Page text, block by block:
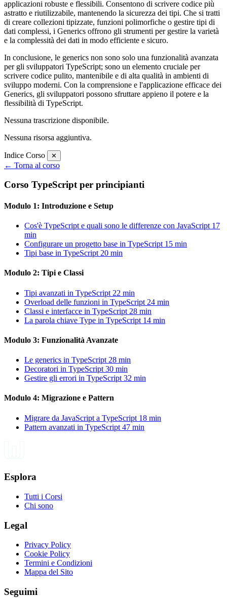
applicazioni robuste e flessibili. Consentono di scrivere codice più
astratto e riutilizzabile, mantenendo la sicurezza dei tipi. Che si tratti
di creare collezioni tipizzate, funzioni polimorfiche o gestire tipi di
dati complessi, i Generics offrono gli strumenti per gestire la varietà
e la complessità dei dati in modo efficiente e sicuro.
In conclusione, le generics non sono solo una funzionalità avanzata
per gli sviluppatori TypeScript; sono un elemento cruciale per
scrivere codice pulito, mantenibile e di alta qualità in ambienti di
sviluppo moderni. Con la comprensione e l'applicazione efficace dei
Generics, gli sviluppatori possono sfruttare appieno il potere e la
flessibilità di TypeScript.
Nessuna trascrizione disponibile.
Nessuna risorsa aggiuntiva.
Indice Corso ✕
← Torna al corso
Corso TypeScript per principianti
Modulo 1: Introduzione e Setup
Cos'è TypeScript e quali sono le differenze con JavaScript 17
min
Configurare un progetto base in TypeScript 15 min
Tipi base in TypeScript 20 min
Modulo 2: Tipi e Classi
Tipi avanzati in TypeScript 22 min
Overload delle funzioni in TypeScript 24 min
Classi e interfacce in TypeScript 28 min
La parola chiave Type in TypeScript 14 min
Modulo 3: Funzionalità Avanzate
Le generics in TypeScript 28 min
Decoratori in TypeScript 30 min
Gestire gli errori in TypeScript 32 min
Modulo 4: Migrazione e Pattern
Migrare da JavaScript a TypeScript 18 min
Pattern avanzati in TypeScript 47 min
Esplora
Tutti i Corsi
Chi sono
Legal
Privacy Policy
Cookie Policy
Termini e Condizioni
Mappa del Sito
Seguimi